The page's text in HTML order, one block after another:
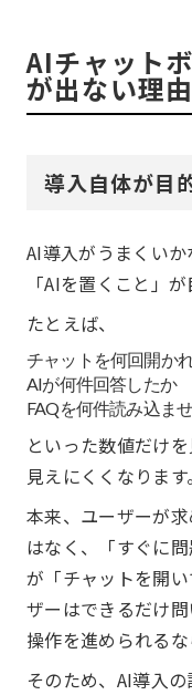
AIチャット
が出ない理由
導入自体が目
AI導入がうまくい
「AIを置くこと」
たとえば、
チャットを何回開か
AIが何件回答したか
FAQを何件読み込ま
といった数値だけ
見えにくくなります。
本来、ユーザーが
はなく、「すぐに
が「チャットを開
ザーはできるだけ
操作を進められるな
そのため、AI導入